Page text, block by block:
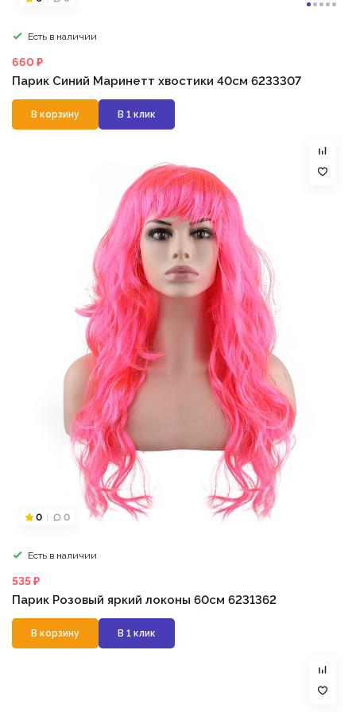
Есть в наличии
660 ₽
Парик Синий Маринетт хвостики 40см 6233307
В корзину В 1 клик
0 0
Есть в наличии
535 ₽
Парик Розовый яркий локоны 60см 6231362
В корзину В 1 клик